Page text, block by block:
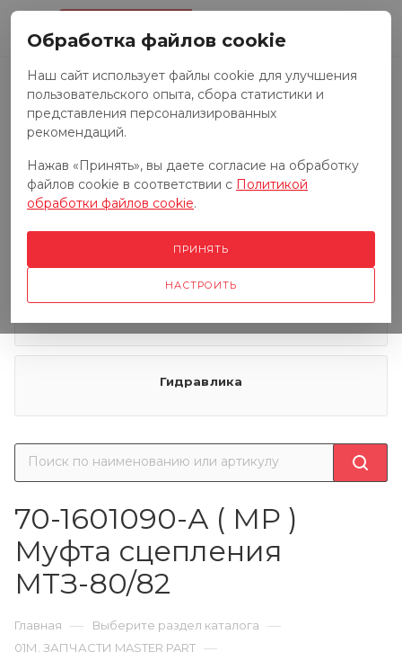
Запчасти к тракторам
Запчасти к грузовым автомобилям
Гидравлика
70-1601090-А ( МР )
Муфта сцепления
МТЗ-80/82
Главная — Выберите раздел каталога —
01М. ЗАПЧАСТИ MASTER PART —
Обработка файлов cookie
Наш сайт использует файлы cookie для улучшения
пользовательского опыта, сбора статистики и
представления персонализированных
рекомендаций.
Нажав «Принять», вы даете согласие на обработку
файлов cookie в соответствии с Политикой
обработки файлов cookie.
НАСТРОИТЬ
ПРИНЯТЬ